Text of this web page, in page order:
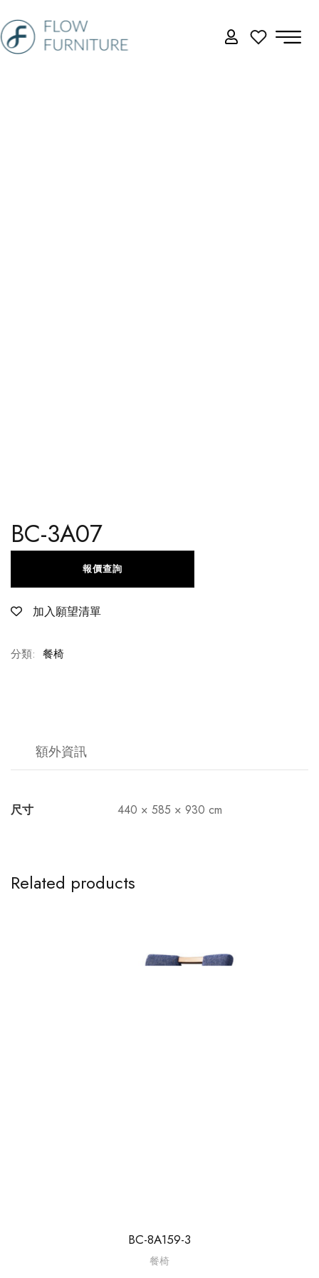
BC-3A07
加入願望清單
報價查詢
分類: 餐椅
額外資訊
尺寸 440 × 585 × 930 cm
Related products
BC-8A159-3
餐椅